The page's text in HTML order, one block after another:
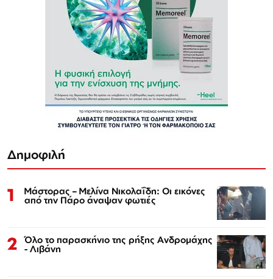
Δημοφιλή
1 Μάστορας – Μελίνα Νικολαΐδη: Οι εικόνες
από την Πάρο άναψαν φωτιές
2 Όλο το παρασκήνιο της ρήξης Ανδρομάχης
- Λιβάνη